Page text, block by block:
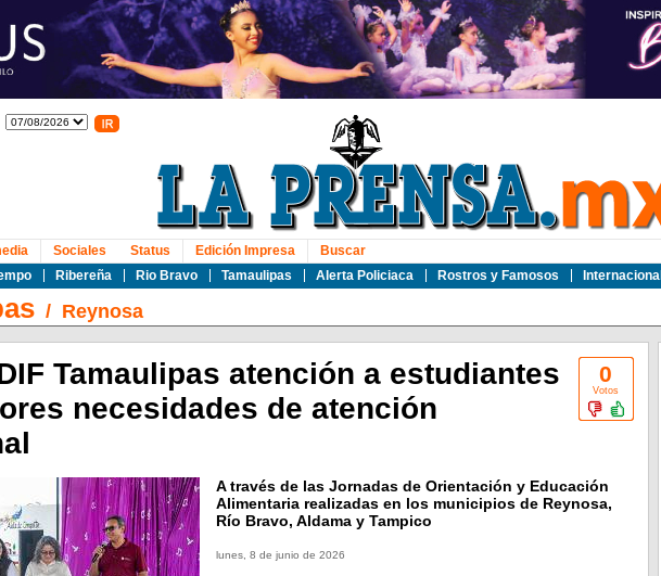
Ribereña Rio Bravo Tamaulipas Alerta Policiaca Rostros y Famosos Internacional
Sociales Status Edición Impresa Buscar
/ Reynosa
0
Votos
Tamaulipas atención a estudiantes
necesidades de atención
A través de las Jornadas de Orientación y Educación
Alimentaria realizadas en los municipios de Reynosa,
Río Bravo, Aldama y Tampico
lunes, 8 de junio de 2026